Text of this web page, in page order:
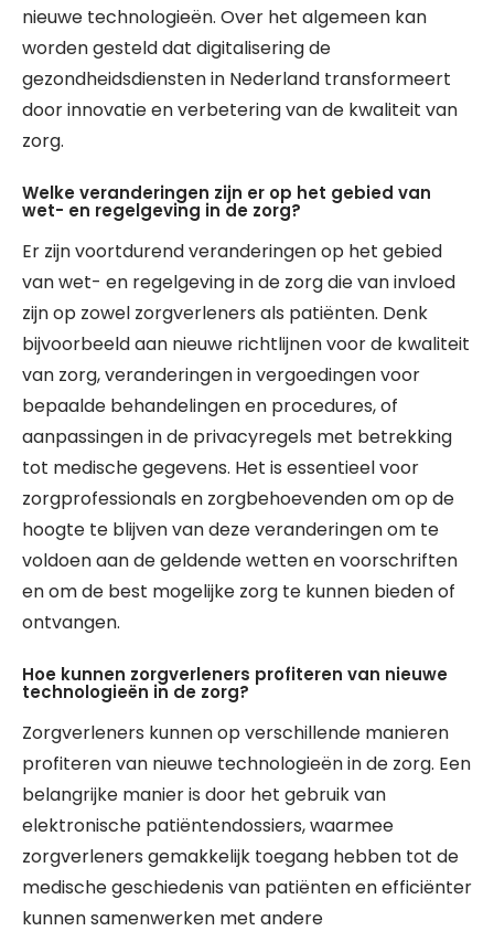
nieuwe technologieën. Over het algemeen kan
worden gesteld dat digitalisering de
gezondheidsdiensten in Nederland transformeert
door innovatie en verbetering van de kwaliteit van
zorg.
Welke veranderingen zijn er op het gebied van
wet- en regelgeving in de zorg?
Er zijn voortdurend veranderingen op het gebied
van wet- en regelgeving in de zorg die van invloed
zijn op zowel zorgverleners als patiënten. Denk
bijvoorbeeld aan nieuwe richtlijnen voor de kwaliteit
van zorg, veranderingen in vergoedingen voor
bepaalde behandelingen en procedures, of
aanpassingen in de privacyregels met betrekking
tot medische gegevens. Het is essentieel voor
zorgprofessionals en zorgbehoevenden om op de
hoogte te blijven van deze veranderingen om te
voldoen aan de geldende wetten en voorschriften
en om de best mogelijke zorg te kunnen bieden of
ontvangen.
Hoe kunnen zorgverleners profiteren van nieuwe
technologieën in de zorg?
Zorgverleners kunnen op verschillende manieren
profiteren van nieuwe technologieën in de zorg. Een
belangrijke manier is door het gebruik van
elektronische patiëntendossiers, waarmee
zorgverleners gemakkelijk toegang hebben tot de
medische geschiedenis van patiënten en efficiënter
kunnen samenwerken met andere